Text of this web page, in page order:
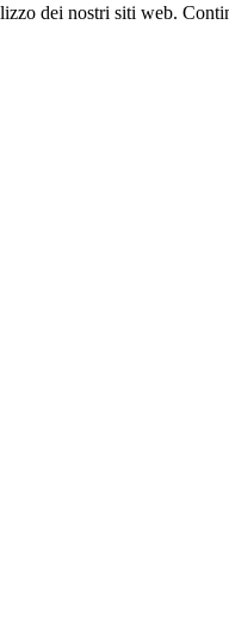
dei nostri siti web.